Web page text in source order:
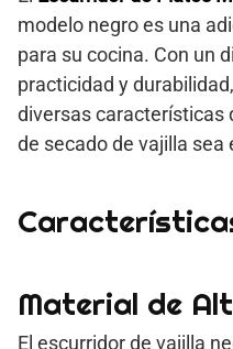
modelo negro es una
para su cocina. Con un
practicidad y
diversas características
de secado de vajilla
Material de
El escurridor de vajilla